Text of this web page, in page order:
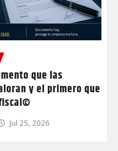
que las
y el primero que
Jul 25, 2026